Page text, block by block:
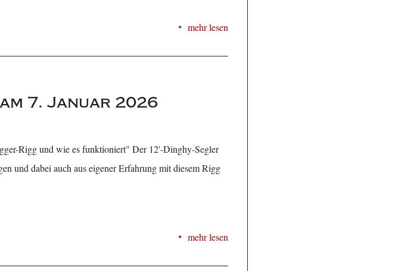
mehr lesen
7. Januar 2026
Rigg und wie es funktioniert" Der 12'-Dinghy-Segler
und dabei auch aus eigener Erfahrung mit diesem Rigg
mehr lesen